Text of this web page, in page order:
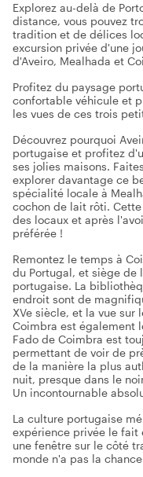
Explorez au-delà de
distance, vous pouvez
tradition et de délices
excursion privée d'une
d'Aveiro, Mealhada et
Profitez du paysage
confortable véhicule et
les vues de ces trois
Découvrez pourquoi
portugaise et profitez
ses jolies maisons.
explorer davantage ce
spécialité locale à
cochon de lait rôti.
des locaux et après
préférée !
Remontez le temps à
du Portugal, et siège de
portugaise. La
endroit sont de
XVe siècle, et la vue
Coimbra est également
Fado de Coimbra est
permettant de voir de
de la manière la plus
nuit, presque dans le
Un incontournable
La culture portugaise
expérience privée le fait
une fenêtre sur le côté
monde n'a pas la